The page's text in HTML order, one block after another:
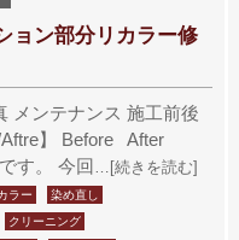
ョン部分リカラー修
メンテナンス 施工前後
Aftre】 Before After
す。 今回 …[続きを読む]
ラー
染め直し
クリーニング